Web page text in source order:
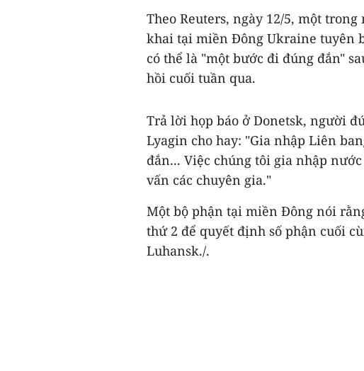
Theo Reuters, ngày 12/5, một
khai tại miền Đông Ukraine tuyên
có thể là "một bước đi đúng đắn"
hồi cuối tuần qua.
Trả lời họp báo ở Donetsk, người
Lyagin cho hay: "Gia nhập Liên
đắn... Việc chúng tôi gia nhập
vấn các chuyên gia."
Một bộ phận tại miền Đông nói
thứ 2 để quyết định số phận cuối
Luhansk./.